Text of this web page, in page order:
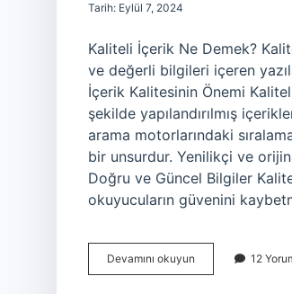
Tarih: Eylül 7, 2024
Kaliteli İçerik Ne Demek?
ve değerli bilgileri içeren
İçerik Kalitesinin Önemi
şekilde yapılandırılmış
arama motorlarındaki
bir unsurdur. Yenilikçi ve
Doğru ve Güncel Bilgiler
okuyucuların güvenini
Devamını okuyun
Içerik
12